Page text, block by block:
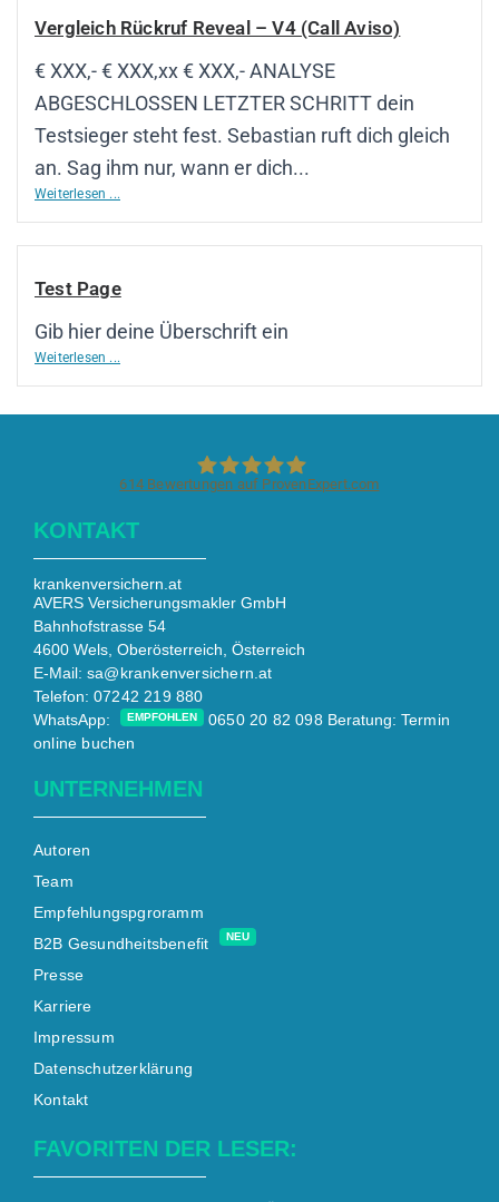
Vergleich Rückruf Reveal – V4 (Call Aviso)
€ XXX,- € XXX,xx € XXX,- ANALYSE
ABGESCHLOSSEN LETZTER SCHRITT dein
Testsieger steht fest. Sebastian ruft dich gleich
an. Sag ihm nur, wann er dich...
Weiterlesen ...
Test Page
Gib hier deine Überschrift ein
Weiterlesen ...
614 Bewertungen auf ProvenExpert.com
KONTAKT
krankenversichern.at
AVERS Versicherungsmakler GmbH
Bahnhofstrasse 54
4600 Wels, Oberösterreich, Österreich
E-Mail: sa@krankenversichern.at
Telefon: 07242 219 880
WhatsApp:
EMPFOHLEN 0650 20 82 098 Beratung: Termin
online buchen
UNTERNEHMEN
Autoren
Team
Empfehlungspgroramm
B2B Gesundheitsbenefit
NEU
Presse
Karriere
Impressum
Datenschutzerklärung
Kontakt
FAVORITEN DER LESER: